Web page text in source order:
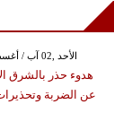
GMT 13:19 2026 الأحد ,02 آب / أغسطس
هدوء حذر بالشرق
عن الضربة